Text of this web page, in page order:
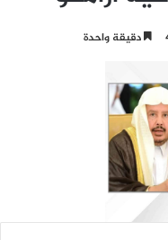
دقيقة واحدة